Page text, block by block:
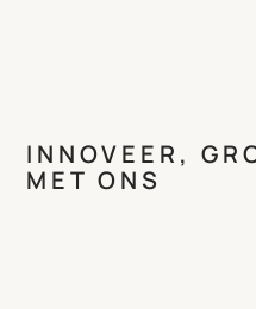
INNOVEER,
MET ONS